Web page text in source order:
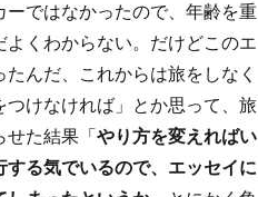
ではなかったので、年齢を重
くわからない。だけどこのエ
んだ、これからは旅をしなく
けなければ」とか思って、旅
た結果「 やり方を変えればい
する気でいるので、エッセイに